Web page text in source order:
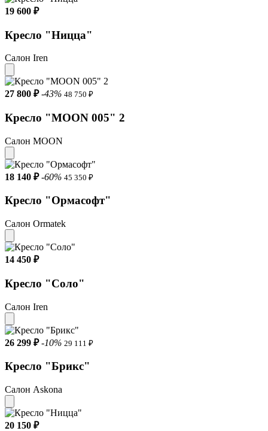
19 600 ₽
Кресло "Ницца"
Салон Iren
27 800 ₽ -43% 48 750 ₽
Кресло "MOON 005" 2
Салон MOON
18 140 ₽ -60% 45 350 ₽
Кресло "Ормасофт"
Салон Ormatek
14 450 ₽
Кресло "Соло"
Салон Iren
26 299 ₽ -10% 29 111 ₽
Кресло "Брикс"
Салон Askona
20 150 ₽